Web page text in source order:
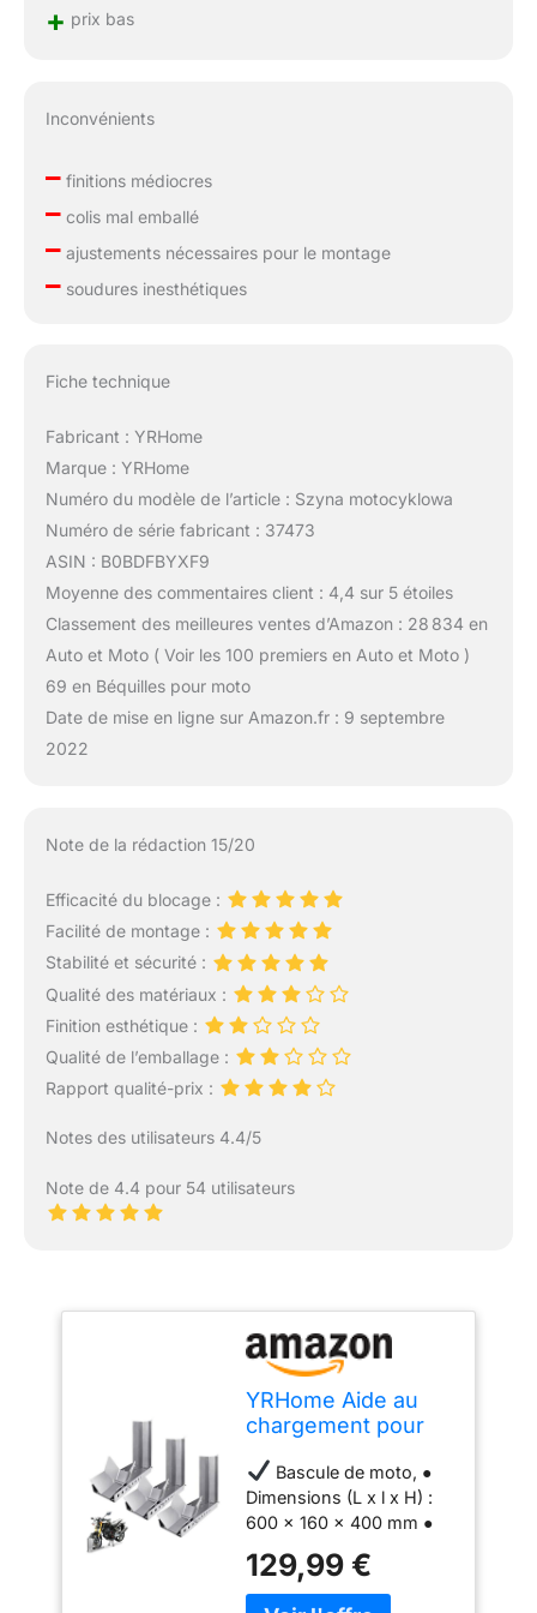
+ prix bas
Inconvénients
–finitions médiocres
–colis mal emballé
–ajustements nécessaires pour le montage
–soudures inesthétiques
Fiche technique
Fabricant : YRHome
Marque : YRHome
Numéro du modèle de l’article : Szyna motocyklowa
Numéro de série fabricant : 37473
ASIN : B0BDFBYXF9
Moyenne des commentaires client : 4,4 sur 5 étoiles
Classement des meilleures ventes d’Amazon : 28 834 en
Auto et Moto ( Voir les 100 premiers en Auto et Moto )
69 en Béquilles pour moto
Date de mise en ligne sur Amazon.fr : 9 septembre
2022
Note de la rédaction 15/20
Efficacité du blocage :
Facilité de montage :
Stabilité et sécurité :
Qualité des matériaux :
Finition esthétique :
Qualité de l’emballage :
Rapport qualité-prix :
Notes des utilisateurs 4.4/5
Note de 4.4 pour 54 utilisateurs
YRHome Aide au
chargement pour
pour moto, support
de moto, pince pour
roue avant, support
renforcé, avec 3
trous pour boulons
d’ancrage, facteur
Bascule de moto, ●
Dimensions (L x l x H) :
600 x 160 x 400 mm ●
Couleur : Argent ●
Matériau : Acier revêtu
129,99 €